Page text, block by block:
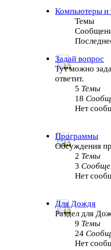
Компьютеры и
Темы
Задай вопрос
Тут можно
ответит.
5 Темы
18
Нет
Программы
Обсуждения
2 Темы
3
Нет
Для Дождя
Раздел для
9 Темы
24
Нет